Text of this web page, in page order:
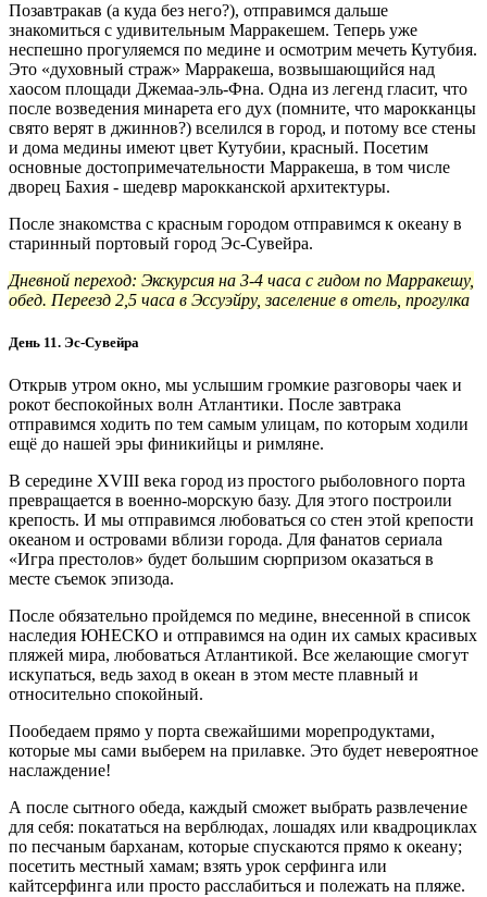
Позавтракав (а куда без него?), отправимся дальше
знакомиться с удивительным Марракешем. Теперь уже
неспешно прогуляемся по медине и осмотрим мечеть Кутубия.
Это «духовный страж» Марракеша, возвышающийся над
хаосом площади Джемаа-эль-Фна. Одна из легенд гласит, что
после возведения минарета его дух (помните, что марокканцы
свято верят в джиннов?) вселился в город, и потому все стены
и дома медины имеют цвет Кутубии, красный. Посетим
основные достопримечательности Марракеша, в том числе
дворец Бахия - шедевр марокканской архитектуры.
После знакомства с красным городом отправимся к океану в
старинный портовый город Эс-Сувейра.
Дневной переход: Экскурсия на 3-4 часа с гидом по Марракешу,
обед. Переезд 2,5 часа в Эссуэйру, заселение в отель, прогулка
День 11. Эс-Сувейра
Открыв утром окно, мы услышим громкие разговоры чаек и
рокот беспокойных волн Атлантики. После завтрака
отправимся ходить по тем самым улицам, по которым ходили
ещё до нашей эры финикийцы и римляне.
В середине XVIII века город из простого рыболовного порта
превращается в военно-морскую базу. Для этого построили
крепость. И мы отправимся любоваться со стен этой крепости
океаном и островами вблизи города. Для фанатов сериала
«Игра престолов» будет большим сюрпризом оказаться в
месте съемок эпизода.
После обязательно пройдемся по медине, внесенной в список
наследия ЮНЕСКО и отправимся на один их самых красивых
пляжей мира, любоваться Атлантикой. Все желающие смогут
искупаться, ведь заход в океан в этом месте плавный и
относительно спокойный.
Пообедаем прямо у порта свежайшими морепродуктами,
которые мы сами выберем на прилавке. Это будет невероятное
наслаждение!
А после сытного обеда, каждый сможет выбрать развлечение
для себя: покататься на верблюдах, лошадях или квадроциклах
по песчаным барханам, которые спускаются прямо к океану;
посетить местный хамам; взять урок серфинга или
кайтсерфинга или просто расслабиться и полежать на пляже.